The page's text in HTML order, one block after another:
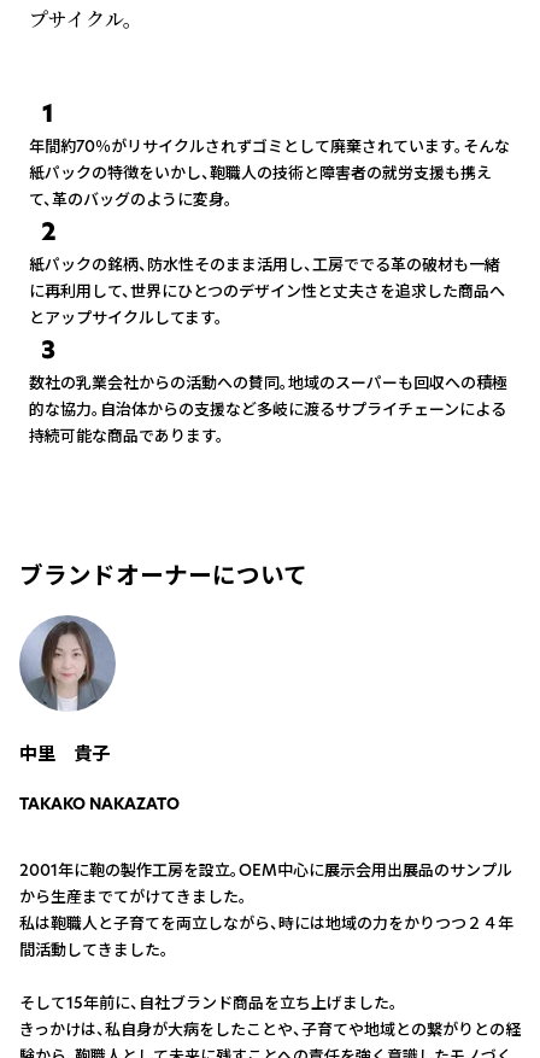
プサイクル。
1
年間約70％がリサイクルされずゴミとして廃棄されています。そんな
紙パックの特徴をいかし、鞄職人の技術と障害者の就労支援も携え
て、革のバッグのように変身。
2
紙パックの銘柄、防水性そのまま活用し、工房ででる革の破材も一緒
に再利用して、世界にひとつのデザイン性と丈夫さを追求した商品へ
とアップサイクルしてます。
3
数社の乳業会社からの活動への賛同。地域のスーパーも回収への積極
的な協力。自治体からの支援など多岐に渡るサプライチェーンによる
持続可能な商品であります。
ブランドオーナーについて
中里 貴子
TAKAKO NAKAZATO
2001年に鞄の製作工房を設立。OEM中心に展示会用出展品のサンプル
から生産までてがけてきました。
私は鞄職人と子育てを両立しながら、時には地域の力をかりつつ２４年
間活動してきました。
そして15年前に、自社ブランド商品を立ち上げました。
きっかけは、私自身が大病をしたことや、子育てや地域との繋がりとの経